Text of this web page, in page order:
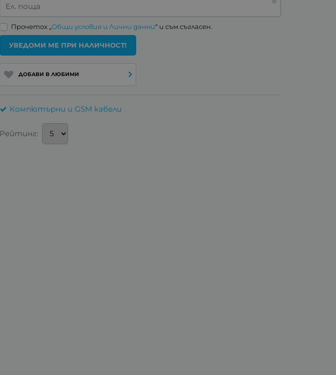
Ел. поща
Прочетох „Общи условия и Лични данни“ и съм съгласен.
УВЕДОМИ МЕ ПРИ НАЛИЧНОСТ!
ДОБАВИ В ЛЮБИМИ
Компютърни и GSM кабели
Рейтинг: